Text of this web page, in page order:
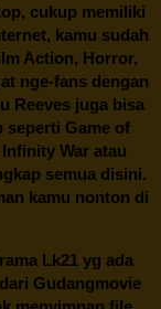
cukup memiliki
kamu sudah
Action, Horror,
nge-fans dengan
Reeves juga bisa
seperti Game of
War atau
semua disini.
kamu nonton di
Lk21yg ada
Gudangmovie